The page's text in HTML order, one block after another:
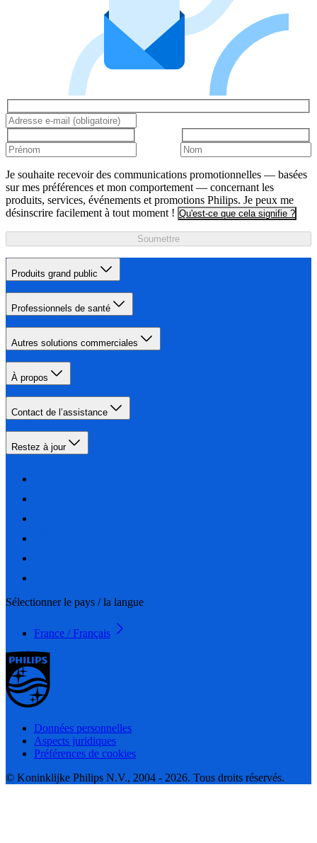
Je souhaite recevoir des communications promotionnelles — basées
sur mes préférences et mon comportement — concernant les
produits, services, événements et promotions Philips. Je peux me
désinscrire facilement à tout moment ! Qu'est-ce que cela signifie ?
Soumettre
Produits grand public
Professionnels de santé
Autres solutions commerciales
À propos
Contact de l’assistance
Restez à jour
Sélectionner le pays / la langue
France / Français
Données personnelles
Aspects juridiques
Préférences de cookies
© Koninklijke Philips N.V., 2004 - 2026. Tous droits réservés.